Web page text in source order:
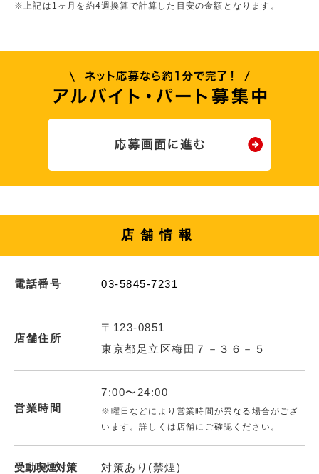
※上記は1ヶ月を約4週換算で計算した目安の金額となります。
店舗情報
電話番号 03-5845-7231
店舗住所
〒123-0851
東京都足立区梅田７－３６－５
営業時間
7:00〜24:00
※曜日などにより営業時間が異なる場合がござ
います。詳しくは店舗にご確認ください。
受動喫煙対策 対策あり(禁煙)